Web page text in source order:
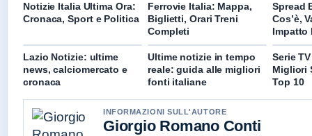
Notizie Italia Ultima Ora:
Cronaca, Sport e Politica
Ferrovie Italia: Mappa,
Biglietti, Orari Treni
Completi
Spread
Cos’è,
Impatto
Lazio Notizie: ultime
news, calciomercato e
cronaca
Ultime notizie in tempo
reale: guida alle migliori
fonti italiane
Serie
Migliori
Top 10
INFORMAZIONI SULL'AUTORE
Giorgio Romano Conti